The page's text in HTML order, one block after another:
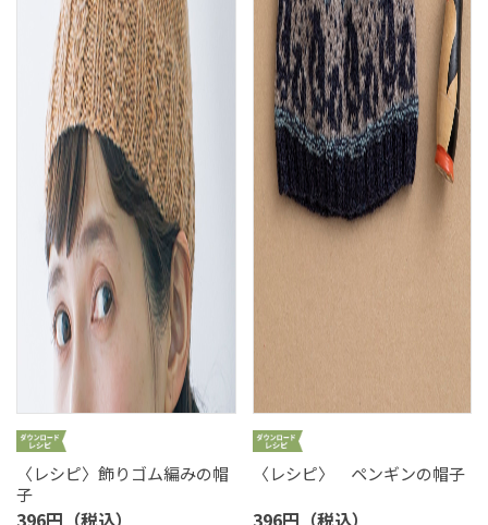
〈レシピ〉飾りゴム編みの帽
子
396円（税込）
〈レシピ〉 ペンギンの帽子
396円（税込）